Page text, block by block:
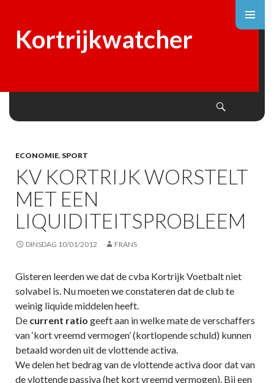
Kortrijkwatcher
ECONOMIE, SPORT
KV KORTRIJK WORSTELT
MET EEN
LIQUIDITEITSPROBLEEM
DINSDAG 10/01/2012 FRANS
Gisteren leerden we dat de cvba Kortrijk Voetbalt niet
solvabel is. Nu moeten we constateren dat de club te
weinig liquide middelen heeft.
De current ratio geeft aan in welke mate de verschaffers
van ‘kort vreemd vermogen’ (kortlopende schuld) kunnen
betaald worden uit de vlottende activa.
We delen het bedrag van de vlottende activa door dat van
de vlottende passiva (het kort vreemd vermogen). Bij een